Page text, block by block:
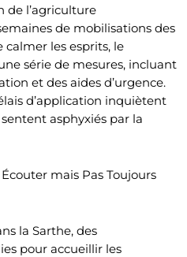
de l’agriculture
de mobilisations des
les esprits, le
série de mesures, incluant
et des aides d’urgence.
d’application inquiètent
asphyxiés par la
mais Pas Toujours
la Sarthe, des
pour accueillir les